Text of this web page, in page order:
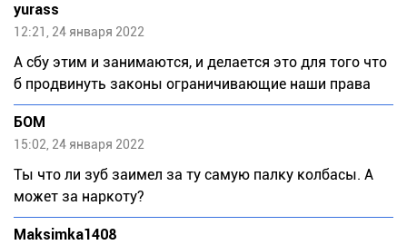
yurass
12:21, 24 января 2022
А сбу этим и занимаются, и делается это для того что
б продвинуть законы ограничивающие наши права
БОМ
15:02, 24 января 2022
Ты что ли зуб заимел за ту самую палку колбасы. А
может за наркоту?
Maksimka1408